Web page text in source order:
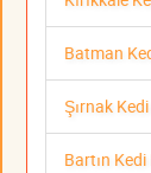
Batman
Şırnak
Bartın